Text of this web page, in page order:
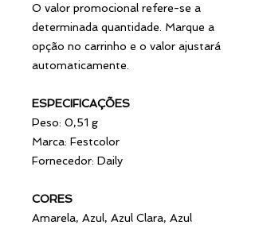
O valor promocional refere-se a
determinada quantidade. Marque a
opção no carrinho e o valor ajustará
automaticamente.
ESPECIFICAÇÕES
Peso: 0,51 g
Marca: Festcolor
Fornecedor: Daily
CORES
Amarela, Azul, Azul Clara, Azul